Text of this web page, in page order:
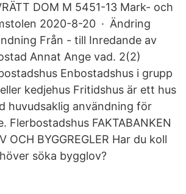
DOM M 5451-13 Mark- och
2020-8-20 · Ändring
Från - till Inredande av
Annat Ange vad. 2(2)
Enbostadshus i grupp
kedjehus Fritidshus är ett hus
huvudsaklig användning för
Flerbostadshus FAKTABANKEN
OCH BYGGREGLER Har du koll
söka bygglov?